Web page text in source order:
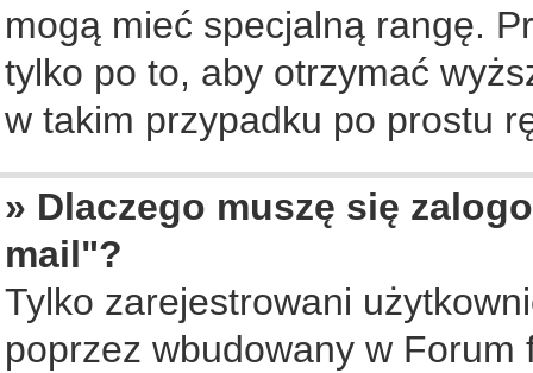
mogą mieć specjalną rangę.
tylko po to, aby otrzymać
w takim przypadku po prostu
» Dlaczego muszę się
mail"?
Tylko zarejestrowani
poprzez wbudowany w Forum